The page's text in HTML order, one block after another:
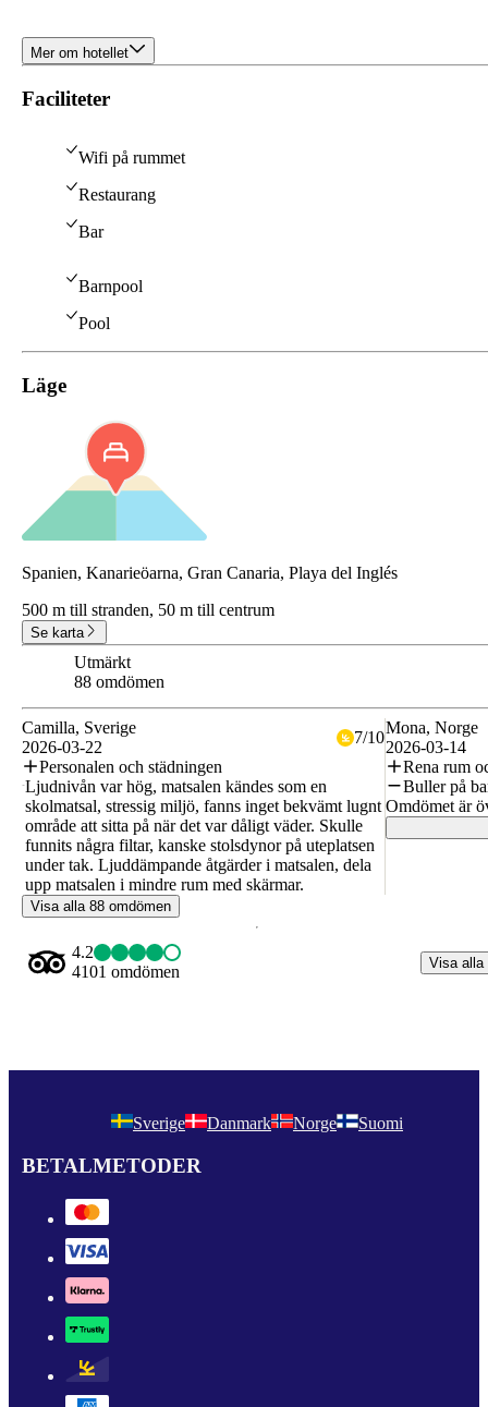
Mer om hotellet
Faciliteter
Wifi på rummet
Restaurang
Bar
Barnpool
Pool
Läge
Spanien, Kanarieöarna, Gran Canaria, Playa del Inglés
500 m till stranden, 50 m till centrum
Se karta
Utmärkt
88 omdömen
Camilla, Sverige
2026-03-22
7/10
Personalen och städningen
Ljudnivån var hög, matsalen kändes som en
skolmatsal, stressig miljö, fanns inget bekvämt lugnt
område att sitta på när det var dåligt väder. Skulle
funnits några filtar, kanske stolsdynor på uteplatsen
under tak. Ljuddämpande åtgärder i matsalen, dela
upp matsalen i mindre rum med skärmar.
Mona, Norge
2026-03-14
Rena rum
Buller på
Omdömet är
Visa alla 88 omdömen
4.2
4101 omdömen
Visa alla
Sverige Danmark Norge Suomi
BETALMETODER